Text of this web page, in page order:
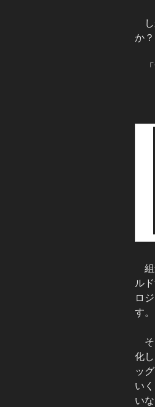
し
か？
「
組
ル
ロ
す。
そ
化
ッ
い
い